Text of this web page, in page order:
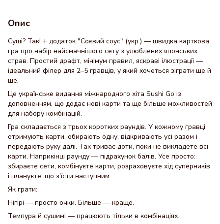
Опис
Суші? Так! + додаток "Соєвий соус" (укр.) — швидка карткова
гра про набір найсмачнішого сету з улюблених японських
страв. Простий драфт, мінімум правил, яскраві ілюстрації —
ідеальний філер для 2–5 гравців, у який хочеться зіграти ще й
ще.
Це українське видання міжнародного хіта Sushi Go із
доповненням, що додає нові карти та ще більше можливостей
для набору комбінацій.
Гра складається з трьох коротких раундів. У кожному гравці
отримують карти, обирають одну, відкривають усі разом і
передають руку далі. Так триває доти, поки не викладете всі
карти. Наприкінці раунду — підрахунок балів. Усе просто:
збираєте сети, комбінуєте карти, розраховуєте хід суперників
і плануєте, що з'їсти наступним.
Як грати:
Нігірі — просто очки. Більше — краще.
Темпура й сушимі — працюють тільки в комбінаціях.